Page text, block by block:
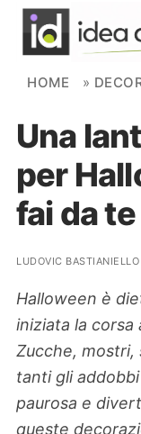
Skip to content
NOVITÀ
AMBIENTI
FAI DA TE
PIANTE
Ortaggio
Search for:
HOME »
Una
per
fai da
LUDOVIC BASTIANIELLO
Halloween è
iniziata la corsa
Zucche, mostri,
tanti gli
paurosa e
queste